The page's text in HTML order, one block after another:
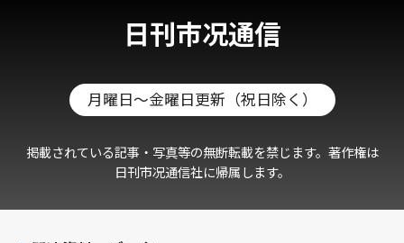
日刊市况通信
月曜日～金曜日更新（祝日除く）
掲載されている記事・写真等の無断転載を禁じます。著作権は
日刊市况通信社に帰属します。